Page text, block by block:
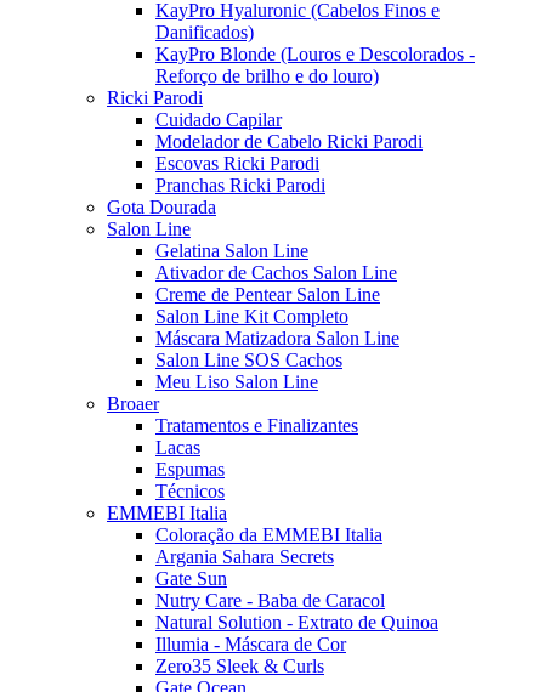
KayPro Hyaluronic (Cabelos Finos e
Danificados)
KayPro Blonde (Louros e Descolorados -
Reforço de brilho e do louro)
Ricki Parodi
Cuidado Capilar
Modelador de Cabelo Ricki Parodi
Escovas Ricki Parodi
Pranchas Ricki Parodi
Gota Dourada
Salon Line
Gelatina Salon Line
Ativador de Cachos Salon Line
Creme de Pentear Salon Line
Salon Line Kit Completo
Máscara Matizadora Salon Line
Salon Line SOS Cachos
Meu Liso Salon Line
Broaer
Tratamentos e Finalizantes
Lacas
Espumas
Técnicos
EMMEBI Italia
Coloração da EMMEBI Italia
Argania Sahara Secrets
Gate Sun
Nutry Care - Baba de Caracol
Natural Solution - Extrato de Quinoa
Illumia - Máscara de Cor
Zero35 Sleek & Curls
Gate Ocean